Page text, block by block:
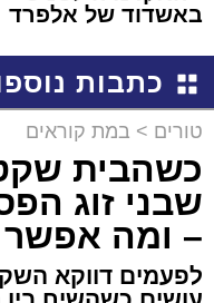
באשדוד של אלפרד
כתבות
טורים > במת קוראים
כשהבית
שבני זוג
– ומה
לפעמים דווקא